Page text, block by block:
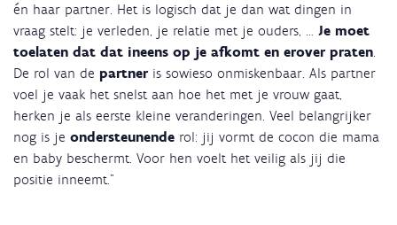
én haar partner. Het is logisch dat je dan wat dingen in
vraag stelt: je verleden, je relatie met je ouders, … Je moet
toelaten dat dat ineens op je afkomt en erover praten.
De rol van de partner is sowieso onmiskenbaar. Als partner
voel je vaak het snelst aan hoe het met je vrouw gaat,
herken je als eerste kleine veranderingen. Veel belangrijker
nog is je ondersteunende rol: jij vormt de cocon die mama
en baby beschermt. Voor hen voelt het veilig als jij die
positie inneemt."